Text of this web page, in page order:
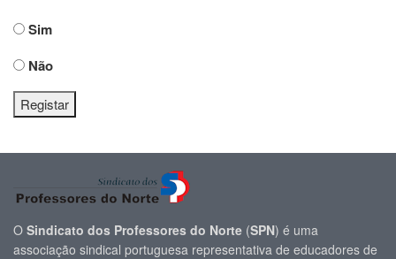
Sim
Não
Registar
O Sindicato dos Professores do Norte (SPN) é uma
associação sindical portuguesa representativa de educadores de